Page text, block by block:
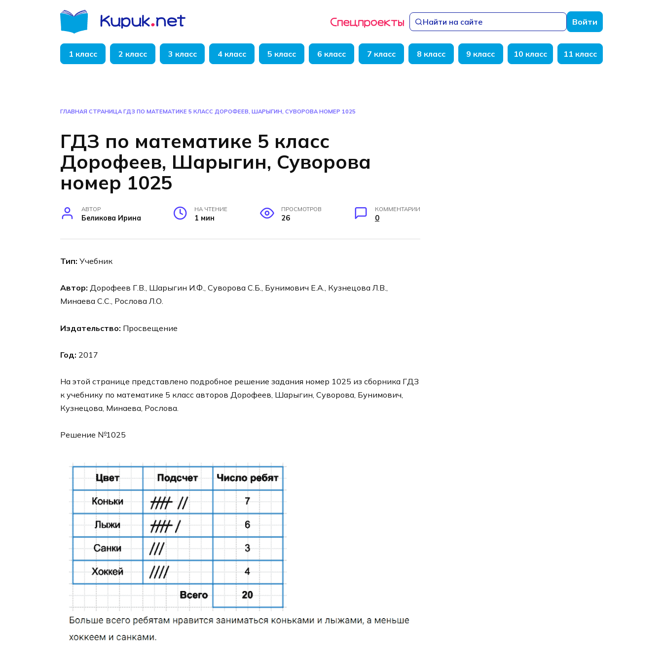
Найти на сайте Войти
1 класс 2 класс 3 класс 4 класс 5 класс 6 класс 7 класс 8 класс 9 класс 10 класс 11 класс
ГЛАВНАЯ СТРАНИЦА ГДЗ ПО МАТЕМАТИКЕ 5 КЛАСС ДОРОФЕЕВ, ШАРЫГИН, СУВОРОВА НОМЕР 1025
ГДЗ по математике 5 класс
Дорофеев, Шарыгин, Суворова
номер 1025
АВТОР
Беликова Ирина
НА ЧТЕНИЕ
1 мин
ПРОСМОТРОВ
26
КОММЕНТАРИИ
0
Тип: Учебник
Автор: Дорофеев Г.В., Шарыгин И.Ф., Суворова С.Б., Бунимович Е.А., Кузнецова Л.В.,
Минаева С.С., Рослова Л.О.
Издательство: Просвещение
Год: 2017
На этой странице представлено подробное решение задания номер 1025 из сборника ГДЗ
к учебнику по математике 5 класс авторов Дорофеев, Шарыгин, Суворова, Бунимович,
Кузнецова, Минаева, Рослова.
Решение №1025